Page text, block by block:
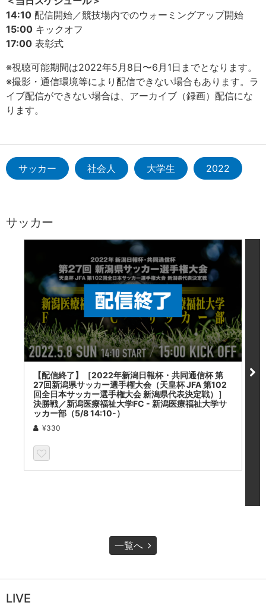
14:10 配信開始／競技場内でのウォーミングアップ開始
15:00 キックオフ
17:00 表彰式
※視聴可能期間は2022年5月8日〜6月1日までとなります。
※撮影・通信環境等により配信できない場合もあります。ラ
イブ配信ができない場合は、アーカイブ（録画）配信にな
ります。
サッカー 社会人 大学生 2022
サッカー
【配信終了】［2022年新潟日報杯・共同通信杯 第
27回新潟県サッカー選手権大会（天皇杯 JFA 第102
回全日本サッカー選手権大会 新潟県代表決定戦）］
決勝戦／新潟医療福祉大学FC - 新潟医療福祉大学サ
ッカー部（5/8 14:10-）
¥330
一覧へ
LIVE